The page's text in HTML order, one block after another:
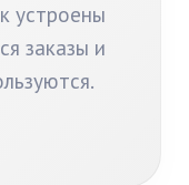
устроены
заказы и